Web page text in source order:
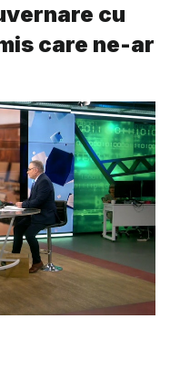
cu
care ne-ar